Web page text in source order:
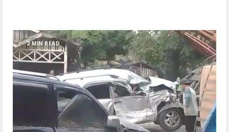
2 MIN READ